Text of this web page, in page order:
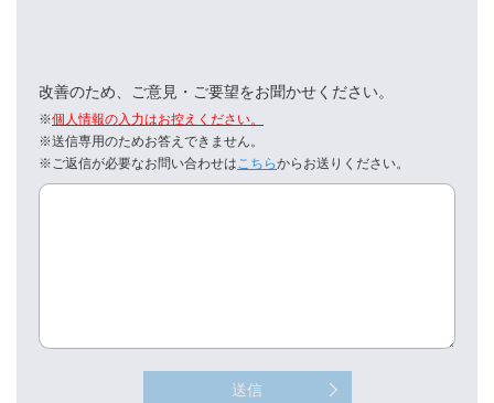
改善のため、ご意見・ご要望をお聞かせください。
※個人情報の入力はお控えください。
※送信専用のためお答えできません。
※ご返信が必要なお問い合わせはこちらからお送りください。
送信